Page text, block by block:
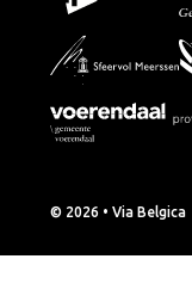
© 2026 • Via Belgica